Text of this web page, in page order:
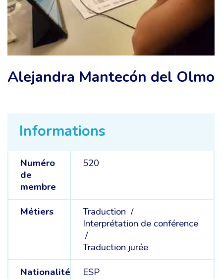
Informations
Numéro
de
membre
520
Métiers
Traduction /
Interprétation de conférence
/
Traduction jurée
Nationalité
ESP
Alejandra Mantecón del Olmo